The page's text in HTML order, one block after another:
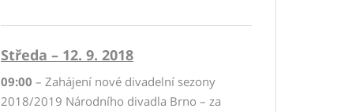
Středa – 12. 9. 2018
09:00 – Zahájení nové divadelní sezony
2018/2019 Národního divadla Brno – za